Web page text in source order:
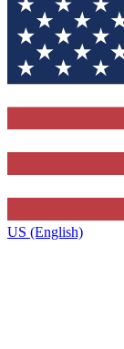
US (English)